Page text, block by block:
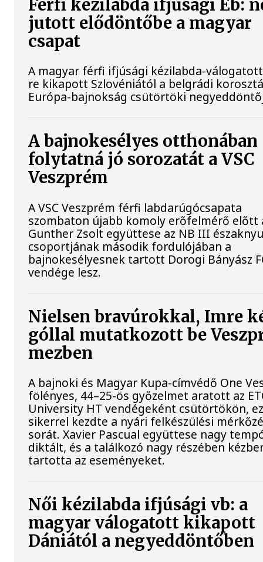
Férfi kézilabda ifjúsági Eb:
jutott elődöntőbe a magyar
csapat
A magyar férfi ifjúsági kézilabda-
re kikapott Szlovéniától a belgrádi
Európa-bajnokság csütörtöki
A bajnokesélyes otthonában
folytatná jó sorozatát a VSC
Veszprém
A VSC Veszprém férfi labdarúgócsapata
szombaton újabb komoly erőfelmérő előtt
Gunther Zsolt együttese az NB III
csoportjának második fordulójában a
bajnokesélyesnek tartott Dorogi Bányász
vendége lesz.
Nielsen bravúrokkal, Imre
góllal mutatkozott be
mezben
A bajnoki és Magyar Kupa-címvédő One
fölényes, 44–25-ös győzelmet aratott az
University HT vendégeként csütörtökön,
sikerrel kezdte a nyári felkészülési
sorát. Xavier Pascual együttese nagy
diktált, és a találkozó nagy részében
tartotta az eseményeket.
Női kézilabda ifjúsági vb: a
magyar válogatott kikapott
Dániától a negyeddöntőben